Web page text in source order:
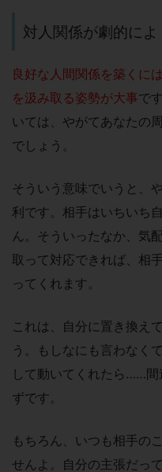
対人関係が劇的によ
良好な人間関係を築くに
を汲み取る姿勢が大事で
いては、やがてあなたの
でしょう。
そういう意味でいうと、
利です。相手はいちいち
ん。そういったなか、気
取って対応できれば、相
ってくれます。
これは、自分に置き換え
う。もしなにも言わなく
して動いてくれたら……
ずです。
もちろん、いつも相手の
せんよ。自分の主張だっ